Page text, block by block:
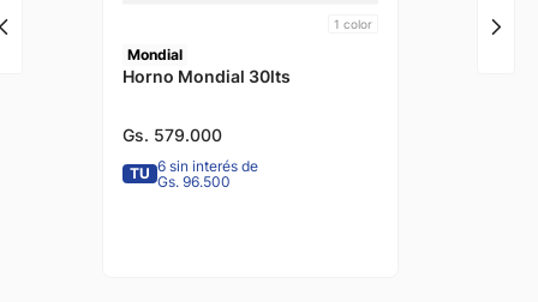
1 color
Mondial
Horno Mondial 30lts
Gs. 579.000
TU 6 sin interés de
Gs. 96.500